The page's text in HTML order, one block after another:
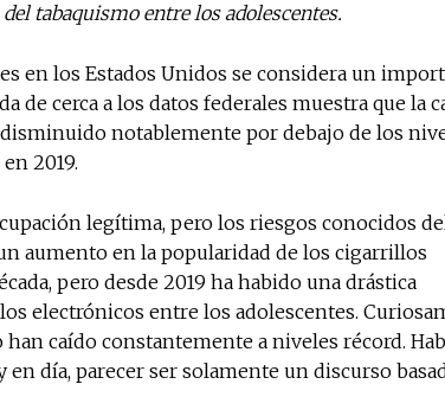
No te
noticias
Suscríbete a
noticias del vapeo y
tabaquismo entre los adolescentes.
en los Estados Unidos se considera un
de cerca a los datos federales muestra que la
notablemente por debajo de los
2019.
legítima, pero los riesgos conocidos
aumento en la popularidad de los cigarrillos
pero desde 2019 ha habido una drástica
electrónicos entre los adolescentes.
caído constantemente a niveles récord.
día, parecer ser solamente un discurso